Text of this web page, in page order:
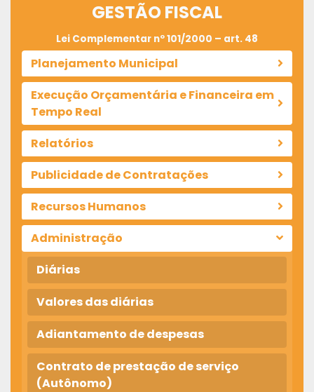
GESTÃO FISCAL
Lei Complementar nº 101/2000 – art. 48
Planejamento Municipal
Execução Orçamentária e Financeira em
Tempo Real
Relatórios
Publicidade de Contratações
Recursos Humanos
Administração
Diárias
Valores das diárias
Adiantamento de despesas
Contrato de prestação de serviço
(Autônomo)